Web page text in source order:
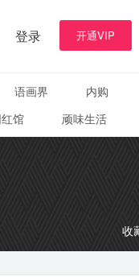
登录 开通VIP
语画界
内购
馆 顽味生活
收